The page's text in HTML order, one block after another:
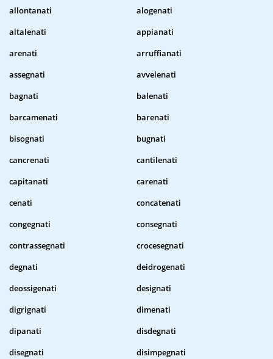
allontanati
alogenati
altalenati
appianati
arenati
arruffianati
assegnati
avvelenati
bagnati
balenati
barcamenati
barenati
bisognati
bugnati
cancrenati
cantilenati
capitanati
carenati
cenati
concatenati
congegnati
consegnati
contrassegnati
crocesegnati
degnati
deidrogenati
deossigenati
designati
digrignati
dimenati
dipanati
disdegnati
disegnati
disimpegnati